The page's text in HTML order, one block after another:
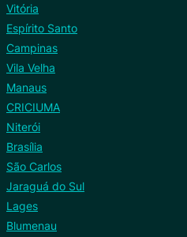
Vitória
Espírito Santo
Campinas
Vila Velha
Manaus
CRICIUMA
Niterói
Brasília
São Carlos
Jaraguá do Sul
Lages
Blumenau